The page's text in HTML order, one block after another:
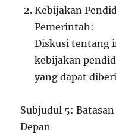
Kebijakan
Pemerintah:
Diskusi tentang
kebijakan
yang dapat
Subjudul 5:
Depan